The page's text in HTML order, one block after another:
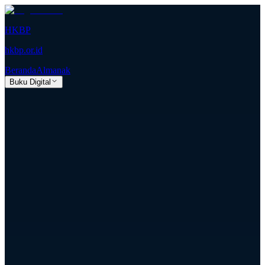
HKBP
hkbp.or.id
BerandaAlmanak
Buku Digital